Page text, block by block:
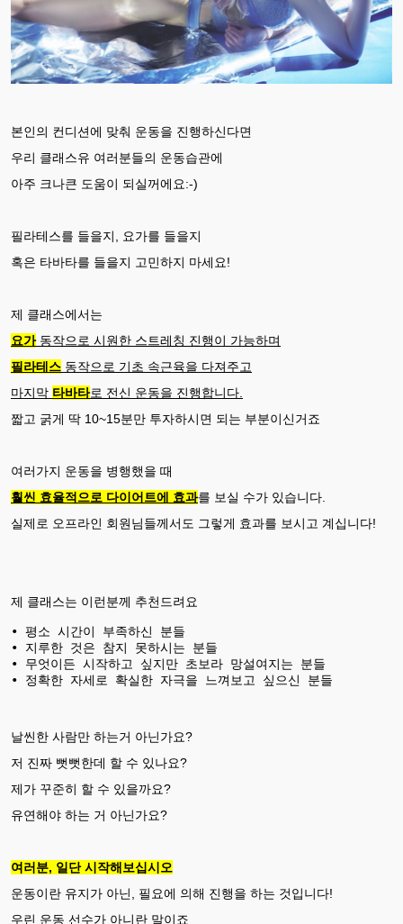
본인의 컨디션에 맞춰 운동을 진행하신다면
우리 클래스유 여러분들의 운동습관에
아주 크나큰 도움이 되실꺼에요:-)
필라테스를 들을지, 요가를 들을지
혹은 타바타를 들을지 고민하지 마세요!
제 클래스에서는
요가 동작으로 시원한 스트레칭 진행이 가능하며
필라테스 동작으로 기초 속근육을 다져주고
마지막 타바타로 전신 운동을 진행합니다.
짧고 굵게 딱 10~15분만 투자하시면 되는 부분이신거죠
여러가지 운동을 병행했을 때
훨씬 효율적으로 다이어트에 효과를 보실 수가 있습니다.
실제로 오프라인 회원님들께서도 그렇게 효과를 보시고 계십니다!
제 클래스는 이런분께 추천드려요
• 평소 시간이 부족하신 분들
• 지루한 것은 참지 못하시는 분들
• 무엇이든 시작하고 싶지만 초보라 망설여지는 분들
날씬한 사람만 하는거 아닌가요?
저 진짜 뻣뻣한데 할 수 있나요?
제가 꾸준히 할 수 있을까요?
유연해야 하는 거 아닌가요?
여러분, 일단 시작해보십시오
운동이란 유지가 아닌, 필요에 의해 진행을 하는 것입니다!
우린 운동 선수가 아니란 말이죠